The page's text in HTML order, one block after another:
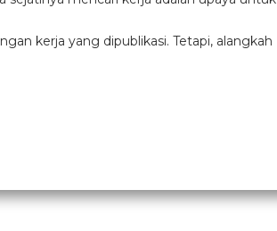
kerja yang dipublikasi. Tetapi, alangkah